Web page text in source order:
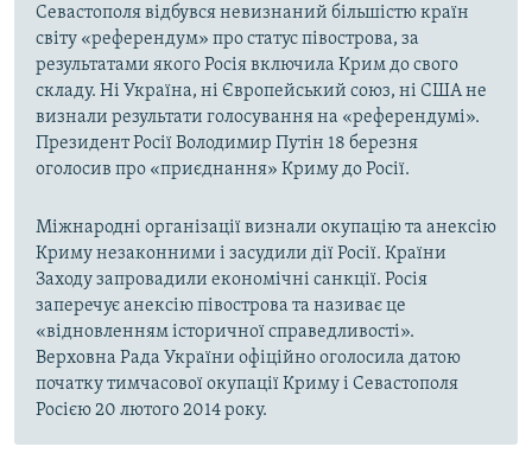
Севастополя відбувся невизнаний більшістю країн
світу «референдум» про статус півострова, за
результатами якого Росія включила Крим до свого
складу. Ні Україна, ні Європейський союз, ні США не
визнали результати голосування на «референдумі».
Президент Росії Володимир Путін 18 березня
оголосив про «приєднання» Криму до Росії.
Міжнародні організації визнали окупацію та анексію
Криму незаконними і засудили дії Росії. Країни
Заходу запровадили економічні санкції. Росія
заперечує анексію півострова та називає це
«відновленням історичної справедливості».
Верховна Рада України офіційно оголосила датою
початку тимчасової окупації Криму і Севастополя
Росією 20 лютого 2014 року.